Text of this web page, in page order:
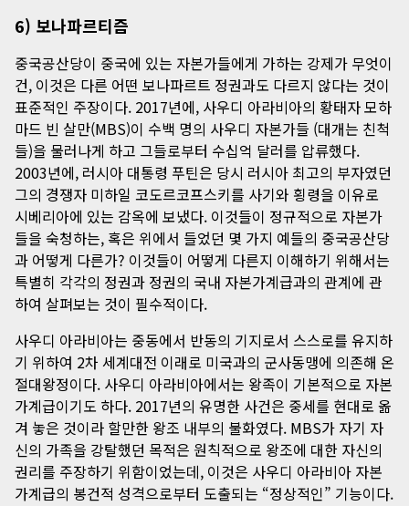
6) 보나파르티즘
중국공산당이 중국에 있는 자본가들에게 가하는 강제가 무엇이
건, 이것은 다른 어떤 보나파르트 정권과도 다르지 않다는 것이
표준적인 주장이다. 2017년에, 사우디 아라비아의 황태자 모하
마드 빈 살만(MBS)이 수백 명의 사우디 자본가들 (대개는 친척
들)을 물러나게 하고 그들로부터 수십억 달러를 압류했다.
2003년에, 러시아 대통령 푸틴은 당시 러시아 최고의 부자였던
그의 경쟁자 미하일 코도르코프스키를 사기와 횡령을 이유로
시베리아에 있는 감옥에 보냈다. 이것들이 정규적으로 자본가
들을 숙청하는, 혹은 위에서 들었던 몇 가지 예들의 중국공산당
과 어떻게 다른가? 이것들이 어떻게 다른지 이해하기 위해서는
특별히 각각의 정권과 정권의 국내 자본가계급과의 관계에 관
하여 살펴보는 것이 필수적이다.
사우디 아라비아는 중동에서 반동의 기지로서 스스로를 유지하
기 위하여 2차 세계대전 이래로 미국과의 군사동맹에 의존해 온
절대왕정이다. 사우디 아라비아에서는 왕족이 기본적으로 자본
가계급이기도 하다. 2017년의 유명한 사건은 중세를 현대로 옮
겨 놓은 것이라 할만한 왕조 내부의 불화였다. MBS가 자기 자
신의 가족을 강탈했던 목적은 원칙적으로 왕조에 대한 자신의
권리를 주장하기 위함이었는데, 이것은 사우디 아라비아 자본
가계급의 봉건적 성격으로부터 도출되는 “정상적인” 기능이다.